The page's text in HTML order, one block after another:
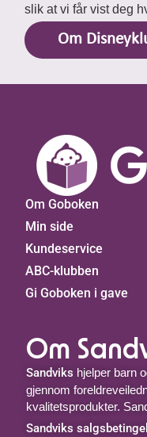
slik at vi får vist deg
Om
Om Goboken
Min side
Kundeservice
ABC-klubben
Gi Goboken i gave
Om
Sandviks hjelper barn
gjennom
kvalitetsprodukter.
Sandviks